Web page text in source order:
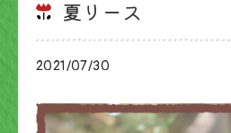
夏リース
2021/07/30